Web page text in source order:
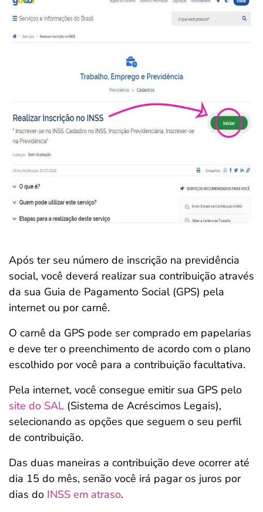
Após ter seu número de inscrição na previdência
social, você deverá realizar sua contribuição através
da sua Guia de Pagamento Social (GPS) pela
internet ou por carnê.
O carnê da GPS pode ser comprado em papelarias
e deve ter o preenchimento de acordo com o plano
escolhido por você para a contribuição facultativa.
Pela internet, você consegue emitir sua GPS pelo
site do SAL (Sistema de Acréscimos Legais),
selecionando as opções que seguem o seu perfil
de contribuição.
Das duas maneiras a contribuição deve ocorrer até
dia 15 do mês, senão você irá pagar os juros por
dias do INSS em atraso.